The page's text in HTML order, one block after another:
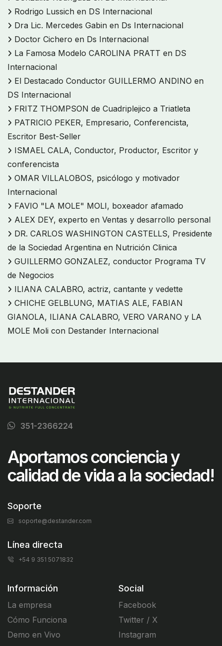
Rodrigo Lussich en DS Internacional
Dra Lic. Mercedes Gabin en Ds Internacional
Doctor Cichero en Ds Internacional
La Famosa Modelo CAROLINA PRATT en DS
Internacional
El Destacado Conductor GUILLERMO ANDINO en
DS Internacional
FRITZ THOMPSON de Cuadriplejico a Triatleta
PATRICIO PEKER, Empresario, Conferencista,
Escritor Best-Seller
ISMAEL CALA, Conductor, Productor, Escritor y
conferencista
OMAR VILLALOBOS, psicólogo y motivador
Internacional
FAVIO "LA MOLE" MOLI, boxeador afamado
ALEX DEY, experto en Ventas y desarrollo personal
DR. CARLOS WASHINGTON CASTELLS, Presidente
de la Sociedad Argentina en Nutrición Clinica
GUILLERMO GONZALEZ, conductor Programa TV
de Negocios
ILIANA CALABRO, actriz, cantante y vedette
CHICHE GELBLUNG, MATIAS ALE, FABIAN
GIANOLA, ILIANA CALABRO, VERO VARANO y LA
MOLE Moli con Destander Internacional
Aportamos conciencia y
calidad de vida a la sociedad!
Soporte
soporte@destander.com
Línea directa
+54 9 351 5071832
Información
La empresa
Cómo Funciona
Demo en Vivo
Social
Facebook
Twitter / X
Instagram
351-2366224